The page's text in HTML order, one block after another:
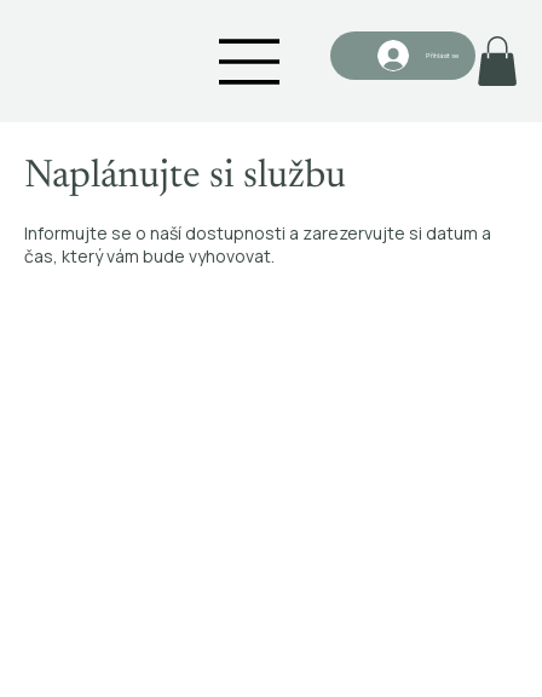
Přihlásit se
Naplánujte si službu
Informujte se o naší dostupnosti a zarezervujte si datum a
čas, který vám bude vyhovovat.